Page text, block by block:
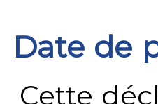
Date de
Cette